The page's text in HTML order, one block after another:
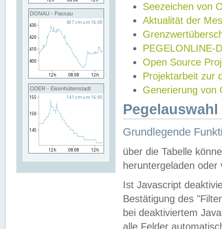
DONAU - Passau
ODER - Eisenhüttenstadt
Seezeichen von
Aktualität der
PEGELONLINE-
Open Source
Projektarbeit zur
Generierung von
Grundlegende
über die Tabelle
heruntergeladen oder
Ist Javascript
Bestätigung des
bei deaktiviertem
alle Felder